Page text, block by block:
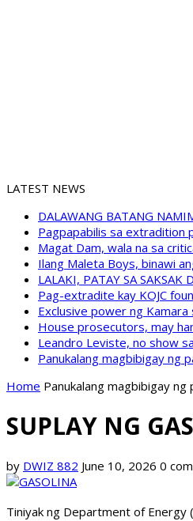
LATEST NEWS
DALAWANG BATANG
Pagpapabilis sa extradition
Magat Dam, wala na sa
Ilang Maleta Boys, binawi
LALAKI, PATAY SA SAKSAK
Pag-extradite kay KOJC
Exclusive power ng Kamara
House prosecutors, may
Leandro Leviste, no show
Panukalang magbibigay ng
Home Panukalang magbibigay
SUPLAY NG
by DWIZ 882 June 10, 2026 0
Tiniyak ng Department of Energy